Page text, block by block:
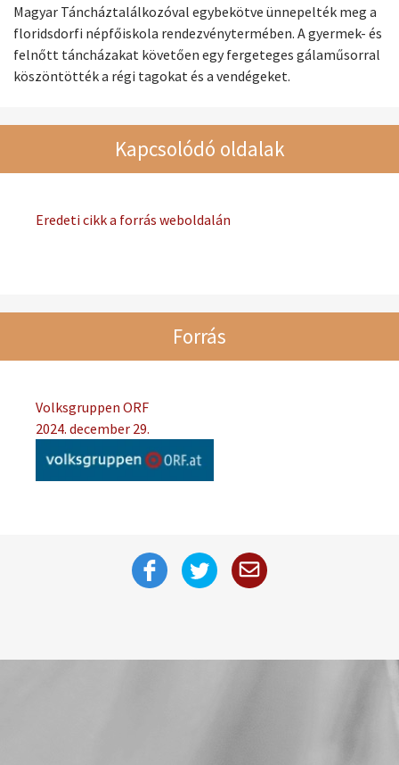
Magyar Táncháztalálkozóval egybekötve ünnepelték meg a
floridsdorfi népfőiskola rendezvénytermében. A gyermek- és
felnőtt táncházakat követően egy fergeteges gálaműsorral
köszöntötték a régi tagokat és a vendégeket.
Kapcsolódó oldalak
Eredeti cikk a forrás weboldalán
Forrás
Volksgruppen ORF
2024. december 29.